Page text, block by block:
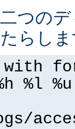
つの
らし
with
%l